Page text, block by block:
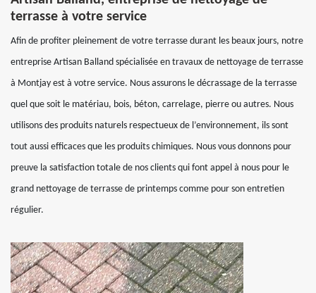
terrasse à votre service
Afin de profiter pleinement de votre terrasse durant les beaux jours, notre
entreprise Artisan Balland spécialisée en travaux de nettoyage de terrasse
à Montjay est à votre service. Nous assurons le décrassage de la terrasse
quel que soit le matériau, bois, béton, carrelage, pierre ou autres. Nous
utilisons des produits naturels respectueux de l’environnement, ils sont
tout aussi efficaces que les produits chimiques. Nous vous donnons pour
preuve la satisfaction totale de nos clients qui font appel à nous pour le
grand nettoyage de terrasse de printemps comme pour son entretien
régulier.